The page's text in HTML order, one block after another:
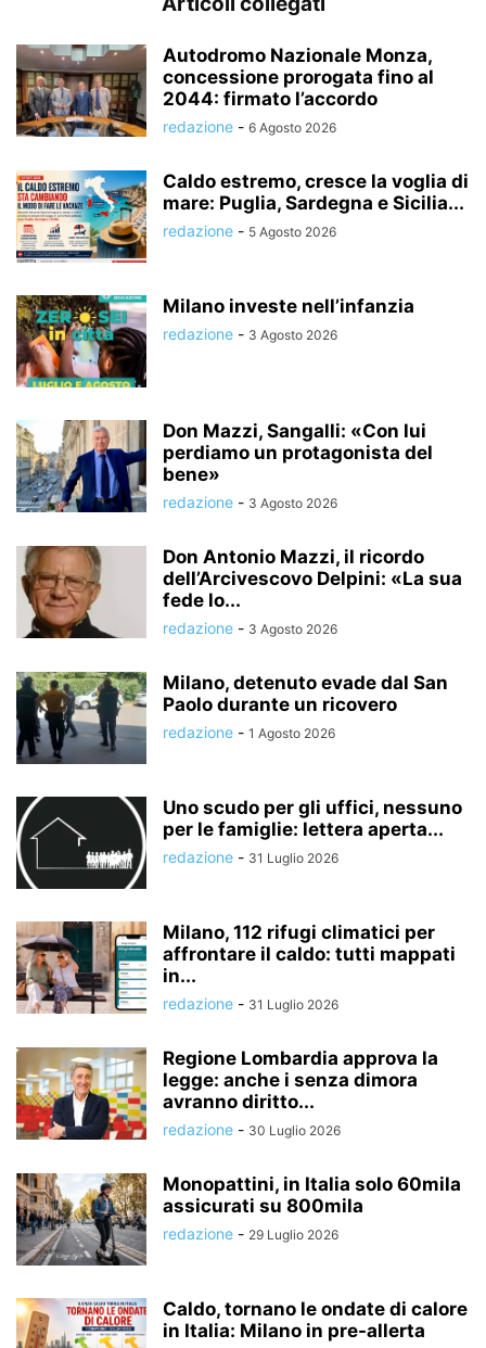
Autodromo Nazionale Monza,
concessione prorogata fino al
2044: firmato l’accordo
redazione - 6 Agosto 2026
Caldo estremo, cresce la voglia di
mare: Puglia, Sardegna e Sicilia...
redazione - 5 Agosto 2026
Milano investe nell’infanzia
redazione - 3 Agosto 2026
Don Mazzi, Sangalli: «Con lui
perdiamo un protagonista del
bene»
redazione - 3 Agosto 2026
Don Antonio Mazzi, il ricordo
dell’Arcivescovo Delpini: «La sua
fede lo...
redazione - 3 Agosto 2026
Milano, detenuto evade dal San
Paolo durante un ricovero
redazione - 1 Agosto 2026
Uno scudo per gli uffici, nessuno
per le famiglie: lettera aperta...
redazione - 31 Luglio 2026
Milano, 112 rifugi climatici per
affrontare il caldo: tutti mappati
in...
redazione - 31 Luglio 2026
Regione Lombardia approva la
legge: anche i senza dimora
avranno diritto...
redazione - 30 Luglio 2026
Monopattini, in Italia solo 60mila
assicurati su 800mila
redazione - 29 Luglio 2026
Caldo, tornano le ondate di calore
in Italia: Milano in pre-allerta